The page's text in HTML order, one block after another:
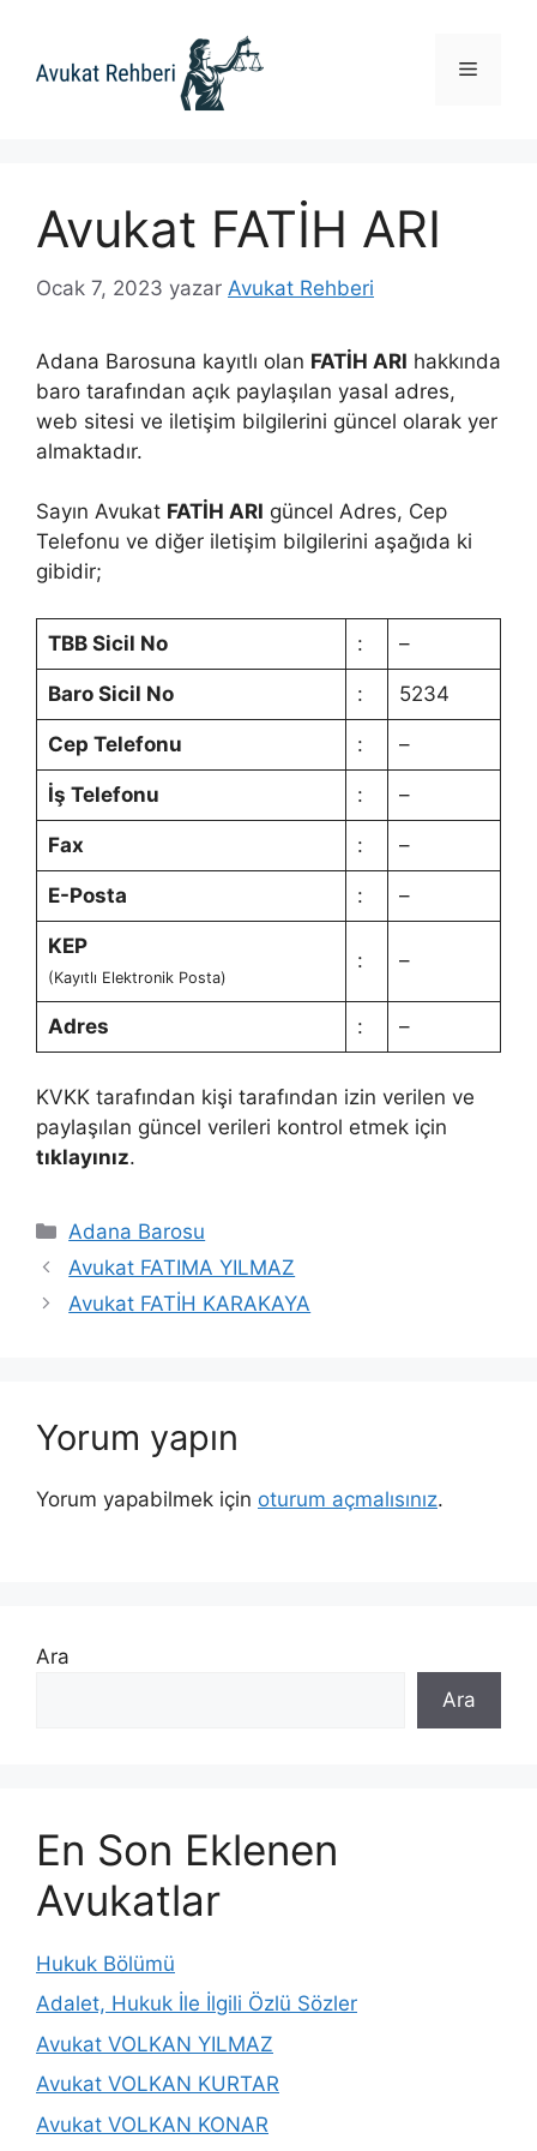
Menü
Avukat FATİH ARI
Ocak 7, 2023 yazar Avukat Rehberi
Adana Barosuna kayıtlı olan FATİH ARI hakkında
baro tarafından açık paylaşılan yasal adres,
web sitesi ve iletişim bilgilerini güncel olarak yer
almaktadır.
Sayın Avukat FATİH ARI güncel Adres, Cep
Telefonu ve diğer iletişim bilgilerini aşağıda ki
gibidir;
TBB Sicil No : –
Baro Sicil No : 5234
Cep Telefonu : –
İş Telefonu : –
Fax : –
E-Posta : –
KEP
(Kayıtlı Elektronik Posta)
: –
Adres : –
KVKK tarafından kişi tarafından izin verilen ve
paylaşılan güncel verileri kontrol etmek için
tıklayınız.
Kategoriler
Adana Barosu
Avukat FATIMA YILMAZ
Avukat FATİH KARAKAYA
Yorum yapın
Yorum yapabilmek için oturum açmalısınız.
Ara
Ara
En Son Eklenen
Avukatlar
Hukuk Bölümü
Adalet, Hukuk İle İlgili Özlü Sözler
Avukat VOLKAN YILMAZ
Avukat VOLKAN KURTAR
Avukat VOLKAN KONAR